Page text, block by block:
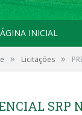
INICIAL
» Licitações »
SRP